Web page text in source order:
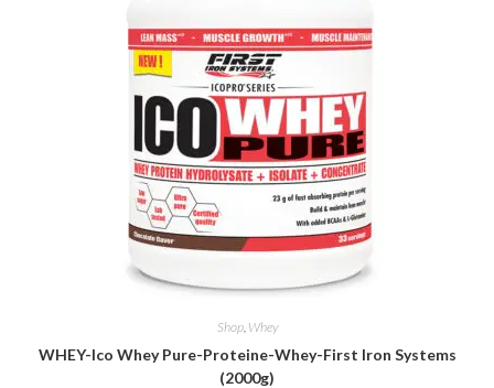
Shop, Whey
WHEY-Ico Whey Pure-Proteine-Whey-First Iron Systems
(2000g)